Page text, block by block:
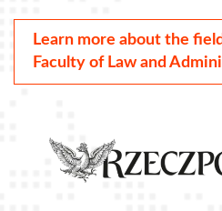
Learn more about the
Faculty of Law and